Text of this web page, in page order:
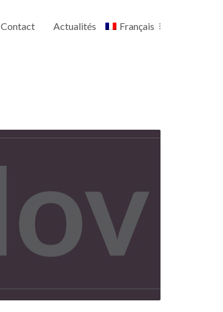
Contact Actualités Français